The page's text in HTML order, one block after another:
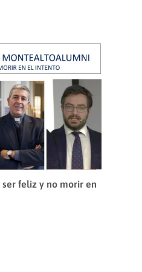
feliz y no morir en